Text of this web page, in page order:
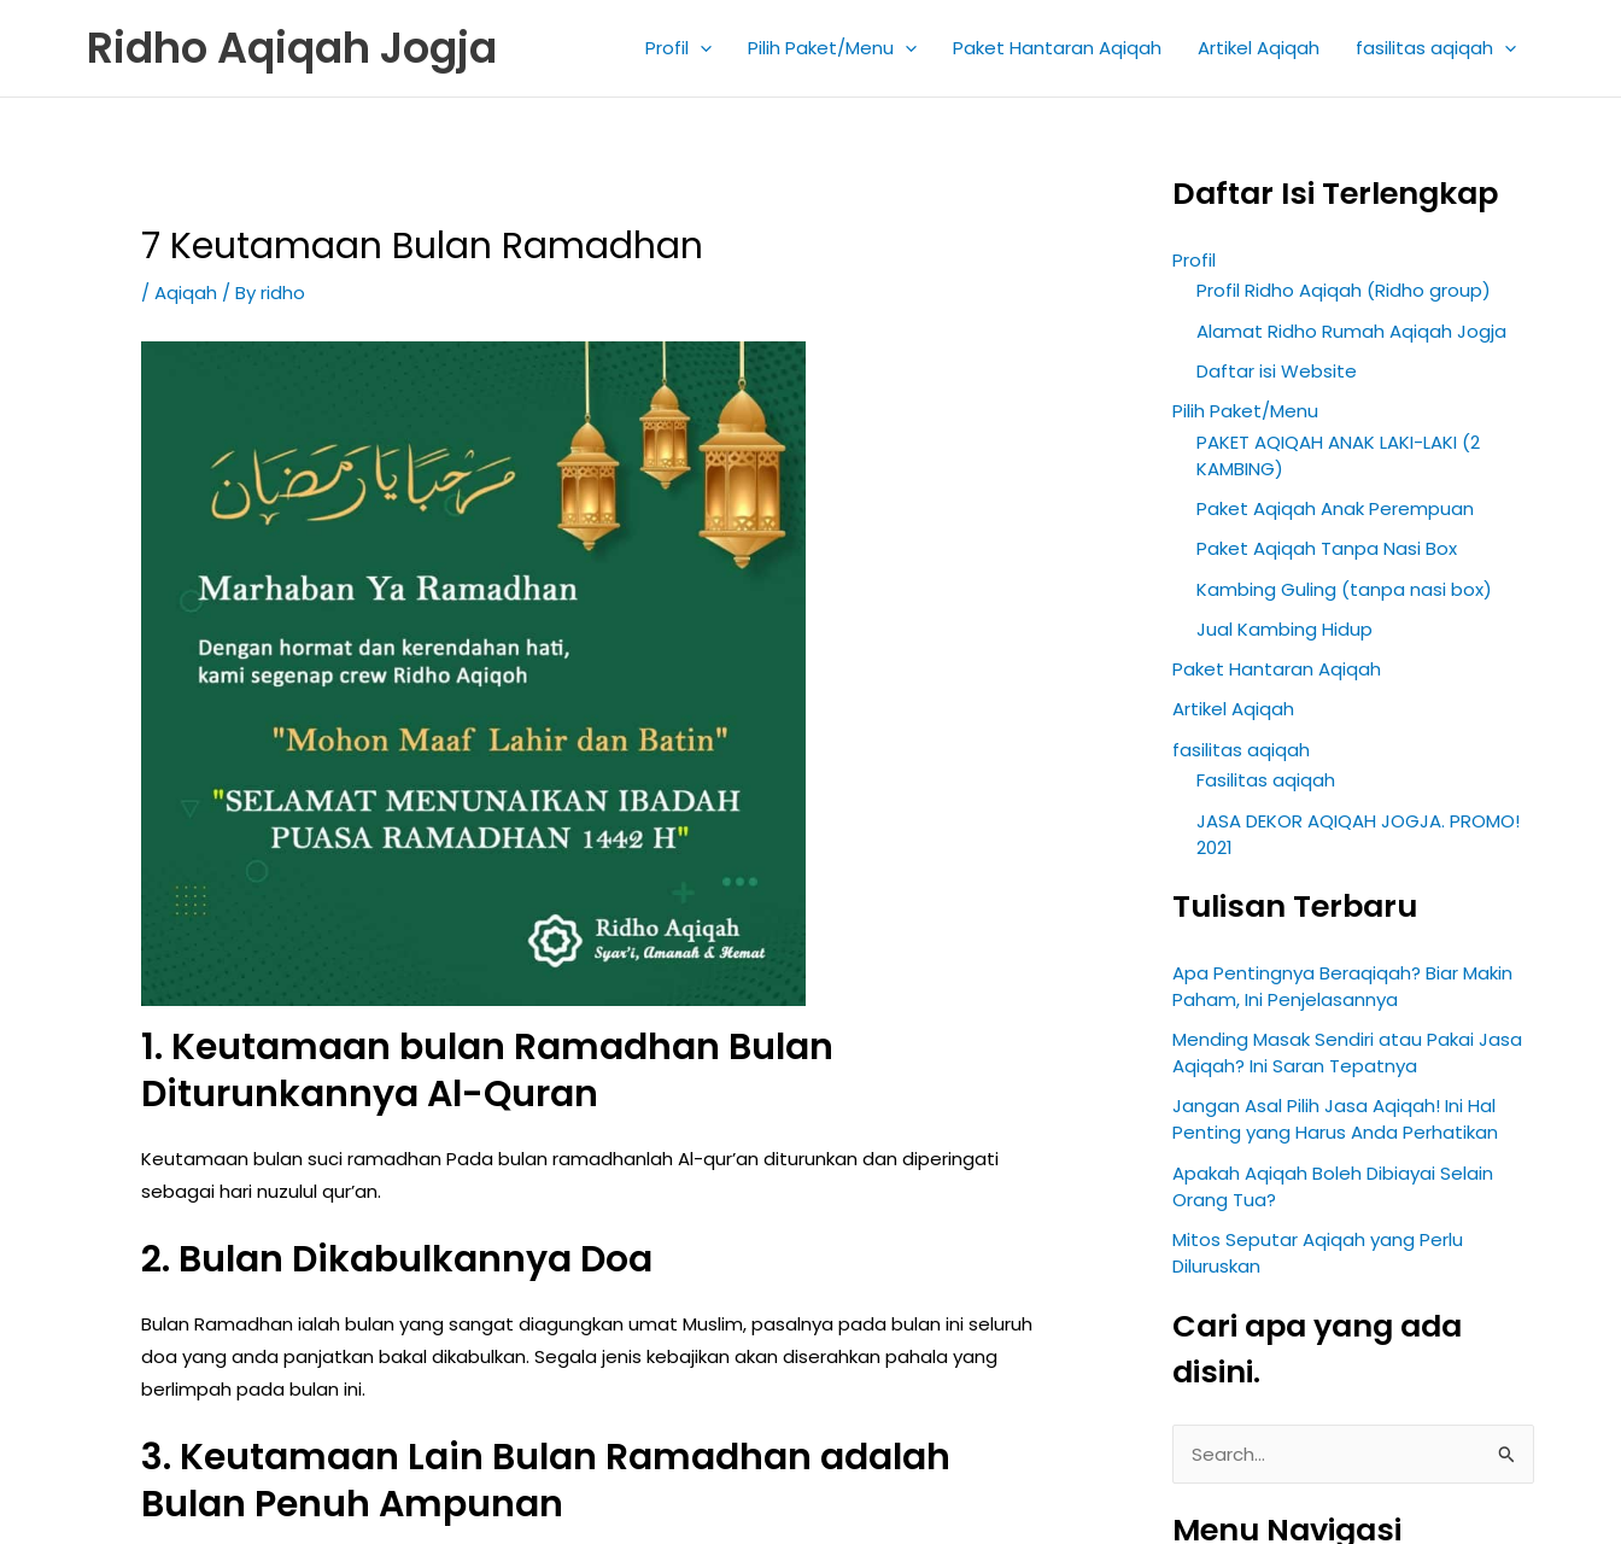
Ridho Aqiqah Jogja Profil Pilih Paket/Menu Paket Hantaran Aqiqah Artikel Aqiqah fasilitas aqiqah
7 Keutamaan Bulan Ramadhan
/ Aqiqah / Byridho
1. Keutamaan bulan Ramadhan Bulan
Diturunkannya Al-Quran
Keutamaan bulan suci ramadhan Pada bulan ramadhanlah Al-qur’an diturunkan dan diperingati
sebagai hari nuzulul qur’an.
2. Bulan Dikabulkannya Doa
Bulan Ramadhan ialah bulan yang sangat diagungkan umat Muslim, pasalnya pada bulan ini seluruh
doa yang anda panjatkan bakal dikabulkan. Segala jenis kebajikan akan diserahkan pahala yang
berlimpah pada bulan ini.
3. Keutamaan Lain Bulan Ramadhan adalah
Bulan Penuh Ampunan
Daftar Isi Terlengkap
Profil
Profil Ridho Aqiqah (Ridho group)
Alamat Ridho Rumah Aqiqah Jogja
Daftar isi Website
Pilih Paket/Menu
PAKET AQIQAH ANAK LAKI-LAKI (2
KAMBING)
Paket Aqiqah Anak Perempuan
Paket Aqiqah Tanpa Nasi Box
Kambing Guling (tanpa nasi box)
Jual Kambing Hidup
Paket Hantaran Aqiqah
Artikel Aqiqah
fasilitas aqiqah
Fasilitas aqiqah
JASA DEKOR AQIQAH JOGJA. PROMO!
2021
Tulisan Terbaru
Apa Pentingnya Beraqiqah? Biar Makin
Paham, Ini Penjelasannya
Mending Masak Sendiri atau Pakai Jasa
Aqiqah? Ini Saran Tepatnya
Jangan Asal Pilih Jasa Aqiqah! Ini Hal
Penting yang Harus Anda Perhatikan
Apakah Aqiqah Boleh Dibiayai Selain
Orang Tua?
Mitos Seputar Aqiqah yang Perlu
Diluruskan
Cari apa yang ada
disini.
a
Menu Navigasi
o
i
i